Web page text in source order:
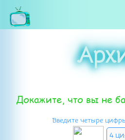
Докажите, что вы не
Введите четыре